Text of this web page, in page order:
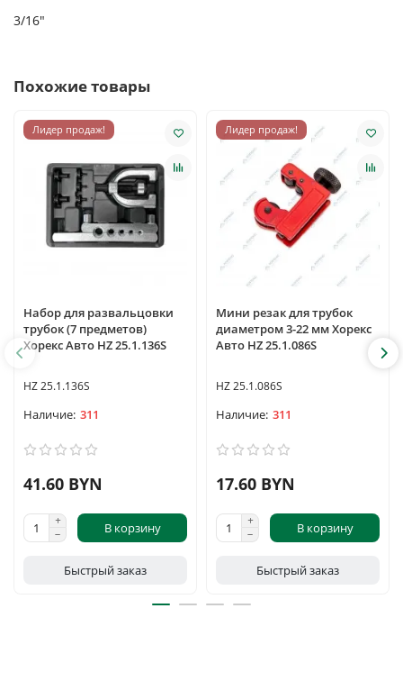
3/16"
Похожие товары
Лидер продаж!
Набор для развальцовки
трубок (7 предметов)
Хорекс Авто HZ 25.1.136S
HZ 25.1.136S
311
41.60 BYN
В корзину
Быстрый заказ
Лидер продаж!
Мини резак для трубок
диаметром 3-22 мм Хорекс
Авто HZ 25.1.086S
HZ 25.1.086S
311
17.60 BYN
В корзину
Быстрый заказ